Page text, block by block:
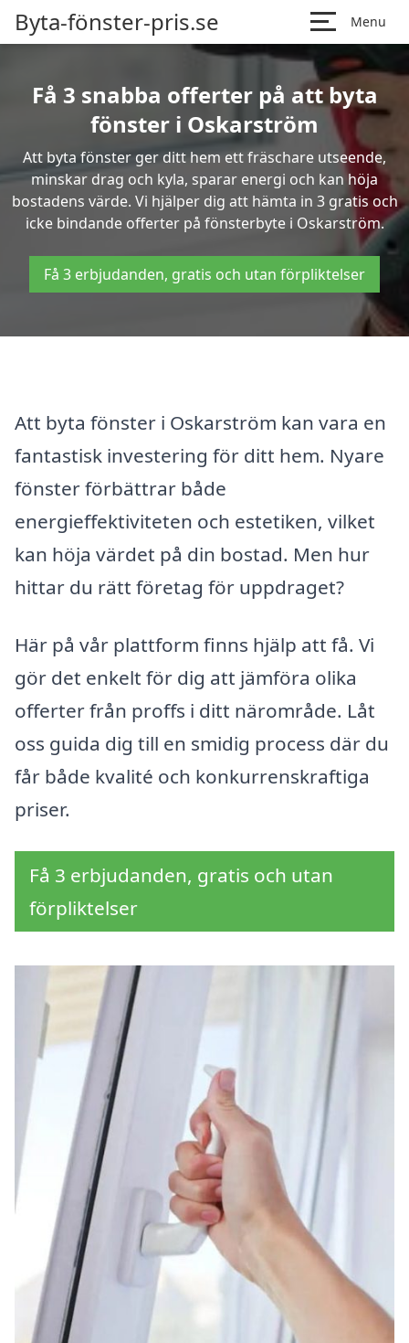
Byta-fönster-pris.se Menu
Få 3 snabba offerter på att byta
fönster i Oskarström
Att byta fönster ger ditt hem ett fräschare utseende,
minskar drag och kyla, sparar energi och kan höja
bostadens värde. Vi hjälper dig att hämta in 3 gratis och
icke bindande offerter på fönsterbyte i Oskarström.
Få 3 erbjudanden, gratis och utan förpliktelser
Att byta fönster i Oskarström kan vara en
fantastisk investering för ditt hem. Nyare
fönster förbättrar både
energieffektiviteten och estetiken, vilket
kan höja värdet på din bostad. Men hur
hittar du rätt företag för uppdraget?
Här på vår plattform finns hjälp att få. Vi
gör det enkelt för dig att jämföra olika
offerter från proffs i ditt närområde. Låt
oss guida dig till en smidig process där du
får både kvalité och konkurrenskraftiga
priser.
Få 3 erbjudanden, gratis och utan
förpliktelser